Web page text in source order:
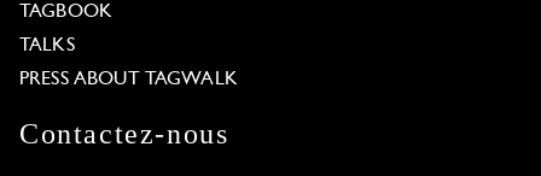
TAGBOOK
TALKS
PRESS ABOUT TAGWALK
Contactez-nous